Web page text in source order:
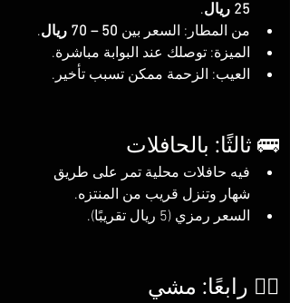
25 ريال
.
من المطار: السعر بين 50 – 70 ريال
.
الميزة: توصلك عند البوابة مباشرة.
العيب: الزحمة ممكن تسبب تأخير.
🚌 ثالثًا: بالحافلات
فيه حافلات محلية تمر على طريق
شهار وتنزل قريب من المنتزه.
السعر رمزي (5 ريال تقريبًا).
🚶‍♂️ رابعًا: مشي